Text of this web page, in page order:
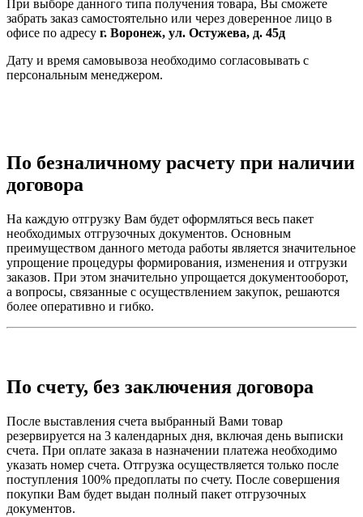
При выборе данного типа получения товара, Вы сможете
забрать заказ самостоятельно или через доверенное лицо в
офисе по адресу г. Воронеж, ул. Остужева, д. 45д
Дату и время самовывоза необходимо согласовывать с
персональным менеджером.
По безналичному расчету при наличии
договора
На каждую отгрузку Вам будет оформляться весь пакет
необходимых отгрузочных документов. Основным
преимуществом данного метода работы является значительное
упрощение процедуры формирования, изменения и отгрузки
заказов. При этом значительно упрощается документооборот,
а вопросы, связанные с осуществлением закупок, решаются
более оперативно и гибко.
По счету, без заключения договора
После выставления счета выбранный Вами товар
резервируется на 3 календарных дня, включая день выписки
счета. При оплате заказа в назначении платежа необходимо
указать номер счета. Отгрузка осуществляется только после
поступления 100% предоплаты по счету. После совершения
покупки Вам будет выдан полный пакет отгрузочных
документов.